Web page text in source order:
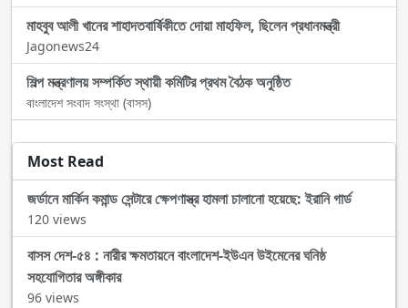
মাহবুব আলী খানের শাহাদতবার্ষিকীতে দোয়া মাহফিল, ছিলেন প্রধানমন্ত্রী
Jagonews24
শিল্প মন্ত্রণালয় সম্পর্কিত স্থায়ী কমিটির প্রথম বৈঠক অনুষ্ঠিত
বাংলাদেশ সংবাদ সংস্থা (বাসস)
Most Read
জর্ডানে মার্কিন কমান্ড সেন্টারে ক্ষেপণাস্ত্র হামলা চালানো হয়েছে: ইরানি গার্ড
120 views
বাসস দেশ-৫৪ : নারীর ক্ষমতায়নে বাংলাদেশ-ইউএন উইমেনের ঘনিষ্ঠ
সহযোগিতার অঙ্গীকার
96 views